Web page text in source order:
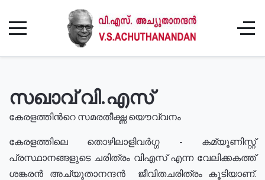
സഖാവ് വി.എസ്
കേരളത്തിൻറെ സമരതീക്ഷ്ണ യൌവ്വനം
കേരളത്തിലെ തൊഴിലാളിവർഗ്ഗ - കമ്യൂണിസ്റ്റ്
പ്രസ്ഥാനങ്ങളുടെ ചരിത്രം വിഎസ് എന്ന വേലിക്കകത്ത്
ശങ്കരൻ അച്യുതാനന്ദൻ ജീവിതചരിത്രം കൂടിയാണ്.